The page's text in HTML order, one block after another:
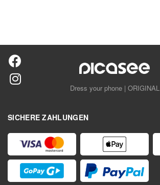
Dress your phone | ORIGINAL
SICHERE ZAHLUNGEN